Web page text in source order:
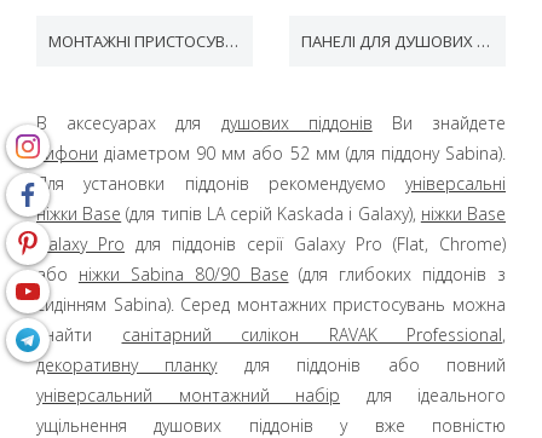
МОНТАЖНІ ПРИСТОСУВАННЯ ПАНЕЛІ ДЛЯ ДУШОВИХ ПІДДОНІВ
В аксесуарах для душових піддонів Ви знайдете
сифони діаметром 90 мм або 52 мм (для піддону Sabina).
Для установки піддонів рекомендуємо універсальні
ніжки Base (для типів LA серій Kaskada і Galaxy), ніжки Base
GalaxyPro для піддонів серії Galaxy Pro (Flat, Chrome)
або ніжки Sabina 80/90 Base (для глибоких піддонів з
сидінням Sabina). Серед монтажних пристосувань можна
знайти санітарний силікон RAVAK Professional,
декоративну планкудля піддонів або повний
універсальний монтажний набір для ідеального
ущільнення душових піддонів у вже повністю